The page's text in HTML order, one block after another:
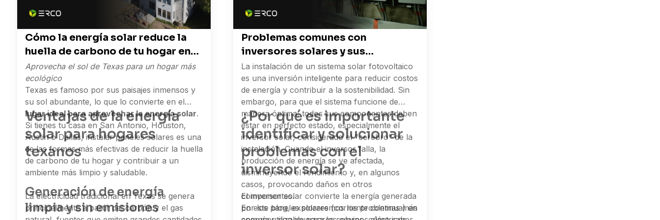
Cómo la energía solar reduce la
huella de carbono de tu hogar en
Texas
Aprovecha el sol de Texas para un hogar más
ecológico
Texas es famoso por sus paisajes inmensos y
su sol abundante, lo que lo convierte en el
lugar ideal para aprovechar la energía solar.
Si tienes tu casa en San Antonio, Houston,
Austin o Dallas, instalar paneles solares es una
de las formas más efectivas de reducir la huella
de carbono de tu hogar y contribuir a un
ambiente más limpio y saludable.
La electricidad tradicional en Texas se genera
principalmente a partir del carbón y el gas
Ventajas de la energía
solar para hogares
texanos
Generación de energía
limpia y sin emisiones
Problemas comunes con
inversores solares y sus
soluciones
La instalación de un sistema solar fotovoltaico
es una inversión inteligente para reducir costos
de energía y contribuir a la sostenibilidad. Sin
embargo, para que el sistema funcione de
manera óptima, todos sus componentes deben
estar en perfecto estado, especialmente el
inversor solar, considerado el "cerebro" de la
instalación. Cuando el inversor falla, la
producción de energía se ve afectada,
disminuyendo el rendimiento y, en algunos
casos, provocando daños en otros
componentes.
En este blog, exploraremos los problemas más
¿Por qué es importante
identificar y solucionar
problemas con el
inversor solar?
El inversor solar convierte la energía generada
por los paneles solares (corriente continua) en